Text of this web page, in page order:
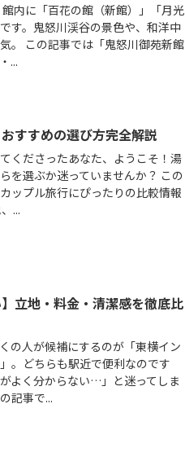
内に「百花の館（新館）」「月光
す。鬼怒川渓谷の景色や、和洋中
。 この記事では「鬼怒川御苑新館
...
すすめの選び方完全解説
くださったあなた、ようこそ！湯
を選ぶか迷っていませんか？ この
ップル旅行にぴったりの比較情報
...
立地・料金・清潔感を徹底比
の人が候補にするのが「東横イン
。どちらも駅近で便利なのです
よく分からない…」と迷ってしま
記事で...